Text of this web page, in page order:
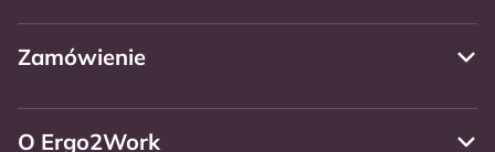
Zamówienie
O Ergo2Work